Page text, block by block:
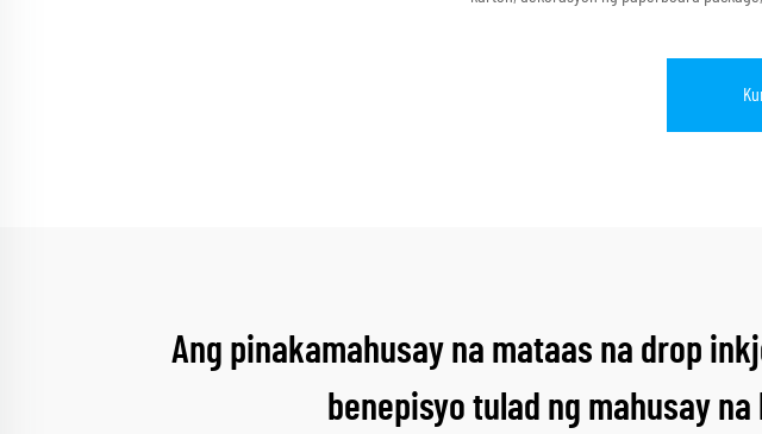
Ang pinakamahusay na mataas na drop
benepisyo tulad ng mahusay